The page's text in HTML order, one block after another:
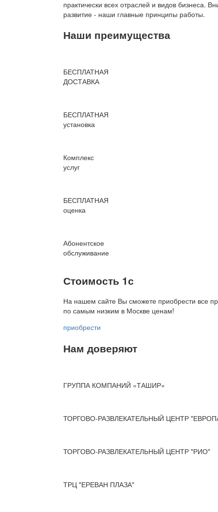
практически всех отраслей и видов бизнеса.
развитие - наши главные принципы работы.
Наши преимущества
БЕСПЛАТНАЯ
ДОСТАВКА
БЕСПЛАТНАЯ
установка
Комплекс
услуг
БЕСПЛАТНАЯ
оценка
Абонентское
обслуживание
Стоимость 1с
На нашем сайте Вы сможете приобрести все
по самым низким в Москве ценам!
приобрести
Нам доверяют
ГРУППА КОМПАНИЙ «ТАШИР»
ТОРГОВО-РАЗВЛЕКАТЕЛЬНЫЙ ЦЕНТР
ТОРГОВО-РАЗВЛЕКАТЕЛЬНЫЙ ЦЕНТР "РИО"
ТРЦ "ЕРЕВАН ПЛАЗА"